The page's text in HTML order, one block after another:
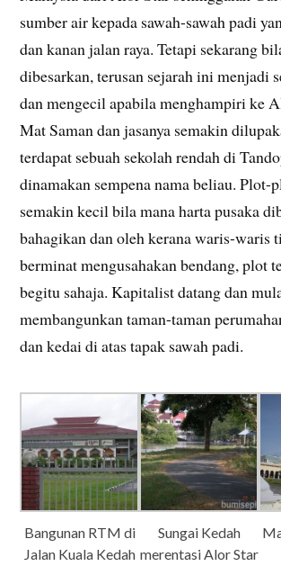
sumber air kepada sawah-sawah padi
dan kanan jalan raya. Tetapi sekarang
dibesarkan, terusan sejarah ini menjadi
dan mengecil apabila menghampiri ke
Mat Saman dan jasanya semakin
terdapat sebuah sekolah rendah di
dinamakan sempena nama beliau. Plot-
semakin kecil bila mana harta pusaka
bahagikan dan oleh kerana waris-waris
berminat mengusahakan bendang, plot
begitu sahaja. Kapitalist datang dan
membangunkan taman-taman
dan kedai di atas tapak sawah padi.
Bangunan RTM di
Jalan Kuala Kedah
Sungai Kedah
merentasi Alor Star